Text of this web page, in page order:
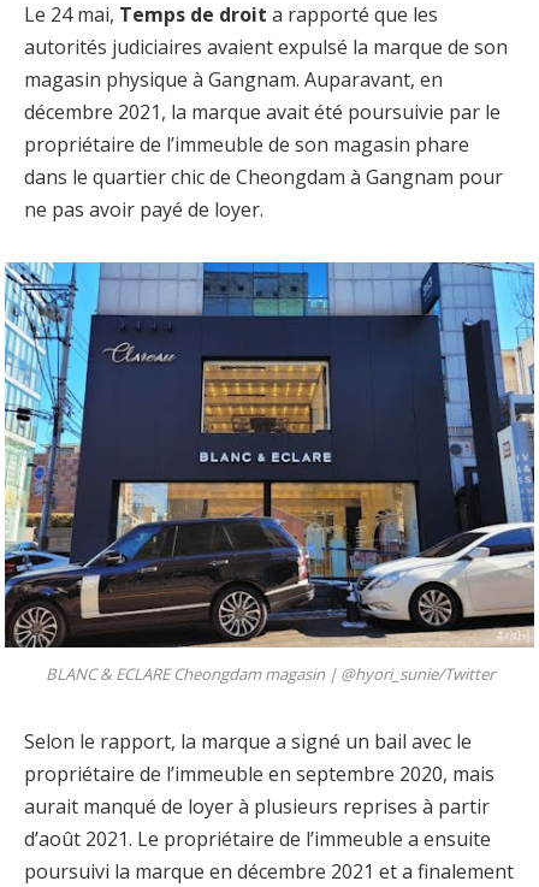
Le 24 mai, Temps de droit a rapporté que les
autorités judiciaires avaient expulsé la marque de son
magasin physique à Gangnam. Auparavant, en
décembre 2021, la marque avait été poursuivie par le
propriétaire de l’immeuble de son magasin phare
dans le quartier chic de Cheongdam à Gangnam pour
ne pas avoir payé de loyer.
BLANC & ECLARE Cheongdam magasin | @hyori_sunie/Twitter
Selon le rapport, la marque a signé un bail avec le
propriétaire de l’immeuble en septembre 2020, mais
aurait manqué de loyer à plusieurs reprises à partir
d’août 2021. Le propriétaire de l’immeuble a ensuite
poursuivi la marque en décembre 2021 et a finalement